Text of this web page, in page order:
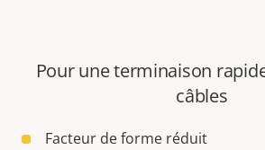
Pour une terminaison
câbles
Facteur de forme réduit